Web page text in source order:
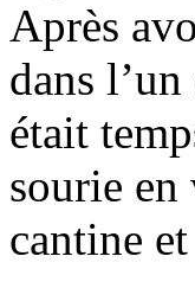
Après
dans
était
sourie
cantine